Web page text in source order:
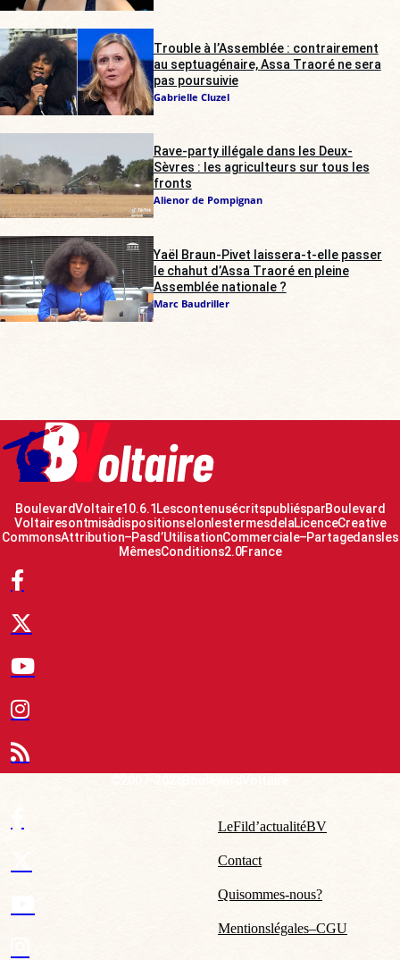
Trouble à l’Assemblée : contrairement
au septuagénaire, Assa Traoré ne sera
pas poursuivie
Gabrielle Cluzel
Rave-party illégale dans les Deux-
Sèvres : les agriculteurs sur tous les
fronts
Alienor de Pompignan
Yaël Braun-Pivet laissera-t-elle passer
le chahut d’Assa Traoré en pleine
Assemblée nationale ?
Marc Baudriller
Boulevard Voltaire 10.6.1 Les contenus écrits publiés par Boulevard
Voltaire sont mis à disposition selon les termes de la Licence Creative
Commons Attribution – Pas d’Utilisation Commerciale – Partage dans les
Mêmes Conditions 2.0 France
Le Fil d’actualité BV
Contact
Qui sommes-nous ?
Mentions légales – CGU